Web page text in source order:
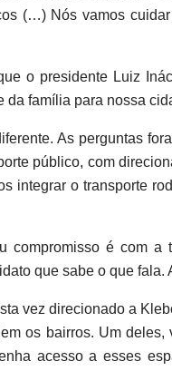
(…) Nós vamos
o presidente Luiz
família para nossa
As perguntas
público, com
integrar o transporte
compromisso é com
que sabe o que fala.
vez direcionado a
os bairros. Um deles,
acesso a esses